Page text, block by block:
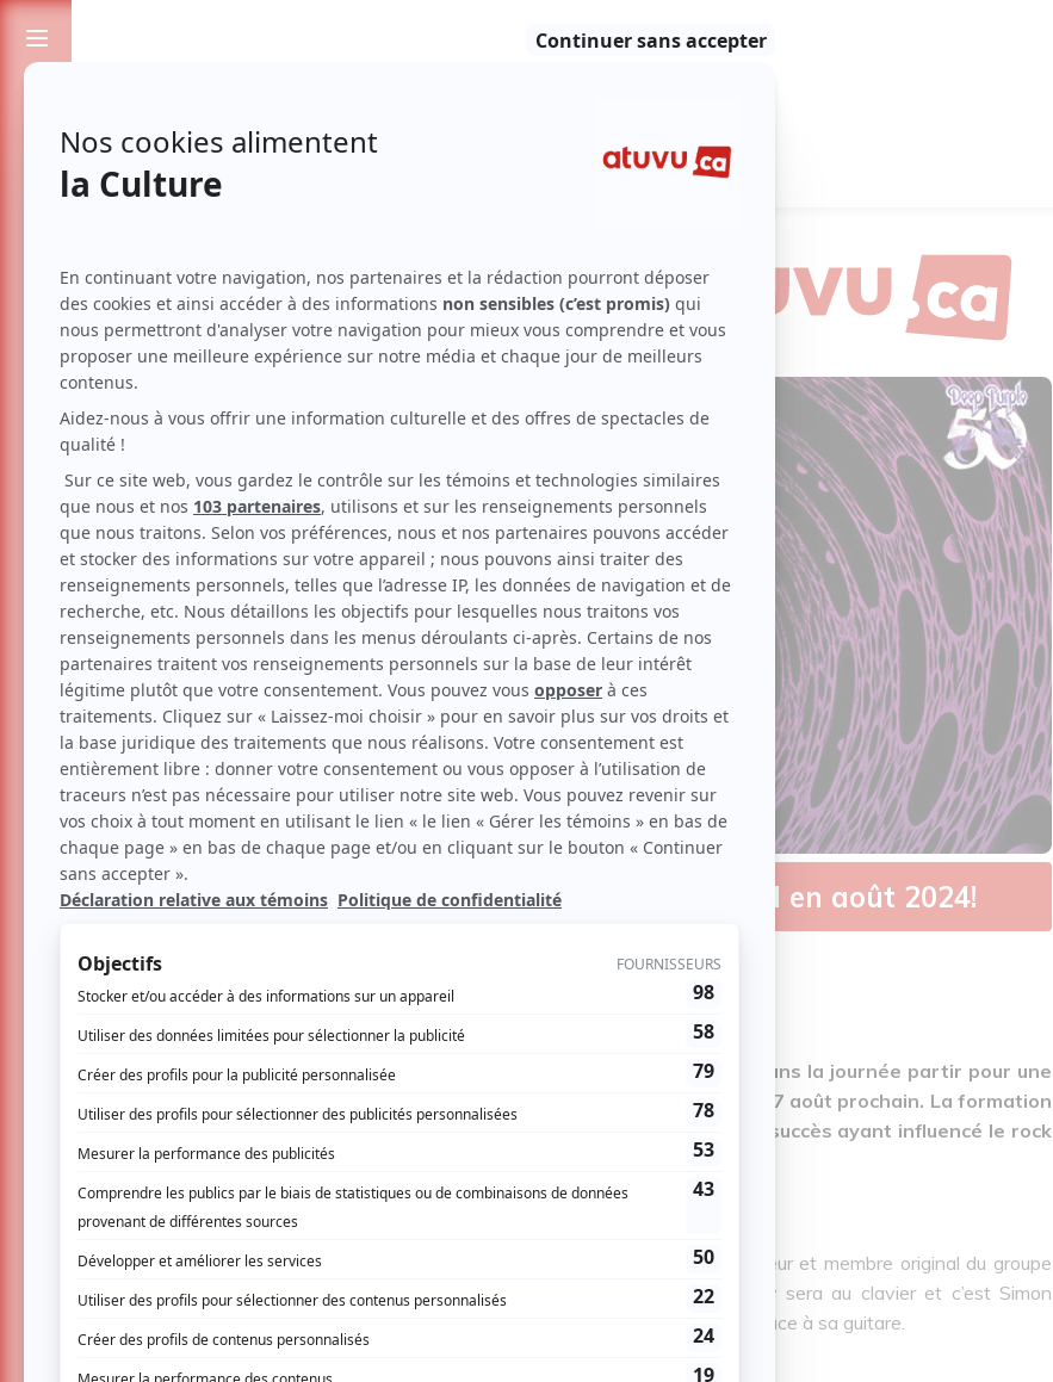
Passionnés de spectacles et de culture
Deep Purple sera de passage au Centre Bell en août 2024!
ParThéo Darmana| 9 avril 2024 | Contenu original
Le groupe de rock britannique Deep Purple a annoncé plus tôt dans la journée partir pour une
qui passera par le Centre Bell le 27 août prochain. La formation
célébrera les 50 ans de
Smoke On The Water
et leurs nombreux succès ayant influencé le rock
que l’on connaît aujourd’hui.
Le chanteur et joueur d’harmonica Ian Gillan sera accompagné du batteur et membre original du groupe
Ian Paice, ainsi que du virtuose de la basse Roger Glover. Don Airey sera au clavier et c’est Simon
McBride, dans la formation depuis 2022, qui fera vibrer l’amphithéâtre grâce à sa guitare.